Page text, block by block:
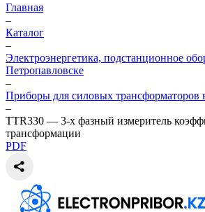
Главная
–
Каталог
–
Электроэнергетика, подстанционное
Петропавловске
–
Приборы для силовых трансформаторов
–
TTR330 — 3-х фазный измеритель
трансформации
PDF